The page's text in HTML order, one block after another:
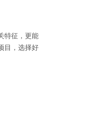
特征，更能
目，选择好